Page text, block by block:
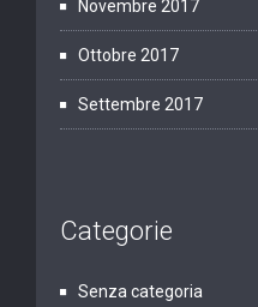
Novembre 2017
Ottobre 2017
Settembre 2017
Categorie
Senza categoria